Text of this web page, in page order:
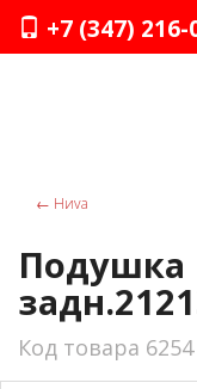
+7 (347) 216-
← Ниvа
Подушка
Код товара 6254